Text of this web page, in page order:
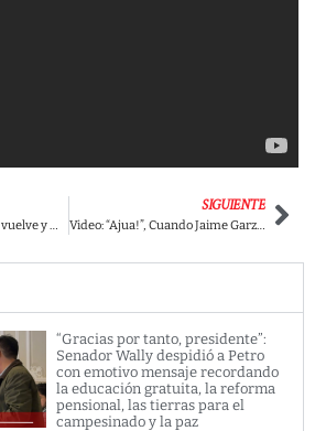
SIGUIENTE
Video: “Ajua!”, Cuando Jaime Garzón hablaba de los militares y su inconstitucionalidad
“Gracias por tanto, presidente”:
Senador Wally despidió a Petro
con emotivo mensaje recordando
la educación gratuita, la reforma
pensional, las tierras para el
campesinado y la paz